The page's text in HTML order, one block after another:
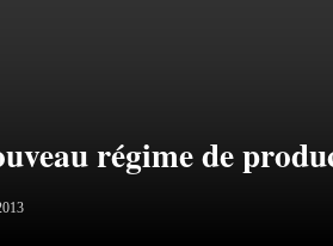
régime de